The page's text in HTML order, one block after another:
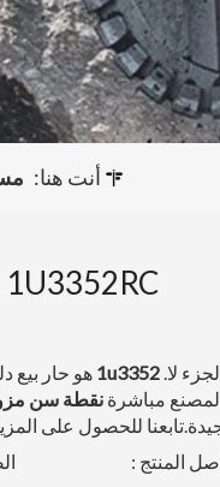
مرفقات حفارة أخرى
أنت هنا:
لا.1u3352 هو حار بيع
مباشرة نقطة سن
للحصول على
المنتج :